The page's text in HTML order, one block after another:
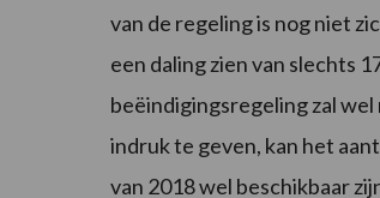
van de regeling is nog niet
een daling zien van slechts
beëindigingsregeling zal
indruk te geven, kan het
van 2018 wel beschikbaar